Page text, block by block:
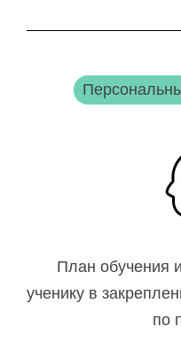
План обучения
ученику в
по